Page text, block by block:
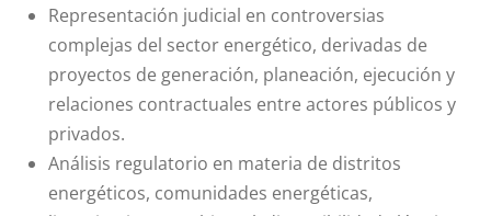
Representación judicial en controversias
complejas del sector energético, derivadas de
proyectos de generación, planeación, ejecución y
relaciones contractuales entre actores públicos y
privados.
Análisis regulatorio en materia de distritos
energéticos, comunidades energéticas,